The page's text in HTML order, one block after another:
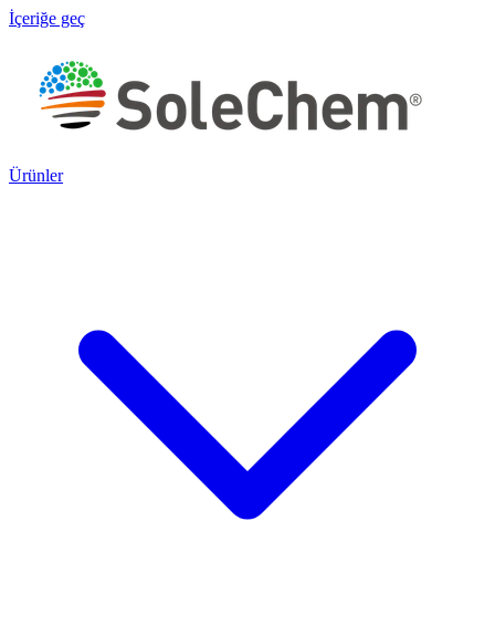
İçeriğe geç
Ürünler